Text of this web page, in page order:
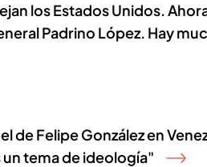
los Estados Unidos.
Padrino López. Hay
de Felipe González en
tema de ideología"